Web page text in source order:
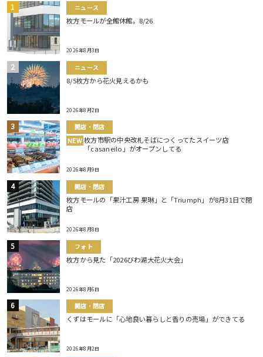
ニュース
枚方モールが全館休館。8/26
2026年8月3日
ニュース
8/5枚方から花火見えるかも
2026年8月2日
開店・閉店
NEW 枚方市駅の中央改札そばにつくってたスイーツ店
「casaneilo」がオープンしてる
2026年8月9日
開店・閉店
枚方モールの「果汁工房 果琳」と「Triumph」が8月31日で閉
店
2026年8月8日
フォト
枚方から見た「2026びわ湖大花火大会」
2026年8月6日
開店・閉店
くずはモールに「心地良い暮らしと香りの売場」ができてる
2026年8月2日